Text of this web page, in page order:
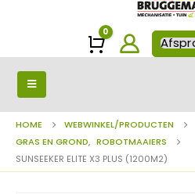
Winkelwagen
0
HOME
WEBWINKEL/PRODUCTEN
GRAS EN GROND, ROBOTMAAIERS
SUNSEEKER ELITE X3 PLUS (1200M2)